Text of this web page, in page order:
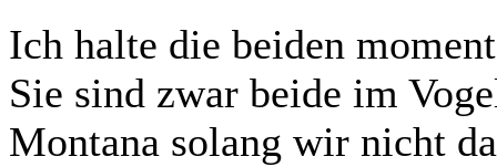
Ich halte die beiden
Sie sind zwar beide im
Montana solang wir nicht